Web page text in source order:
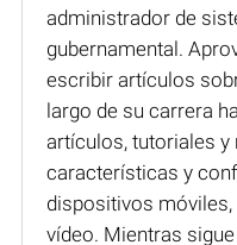
administrador de
gubernamental.
escribir artículos
largo de su carrera
artículos, tutoriales
características y
dispositivos
vídeo. Mientras